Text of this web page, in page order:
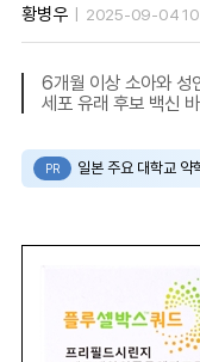
황병우 2025-09-04
6개월 이상 소아와
세포 유래 후보 백신
PR 일본 주요 대학교 약